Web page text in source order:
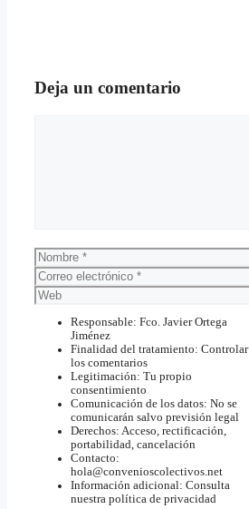
Deja un comentario
Nombre
Correo
electrónico
Web
Responsable: Fco. Javier Ortega
Jiménez
Finalidad del tratamiento: Controlar
los comentarios
Legitimación: Tu propio
consentimiento
Comunicación de los datos: No se
comunicarán salvo previsión legal
Derechos: Acceso, rectificación,
portabilidad, cancelación
Contacto:
hola@convenioscolectivos.net
Información adicional: Consulta
nuestra política de privacidad